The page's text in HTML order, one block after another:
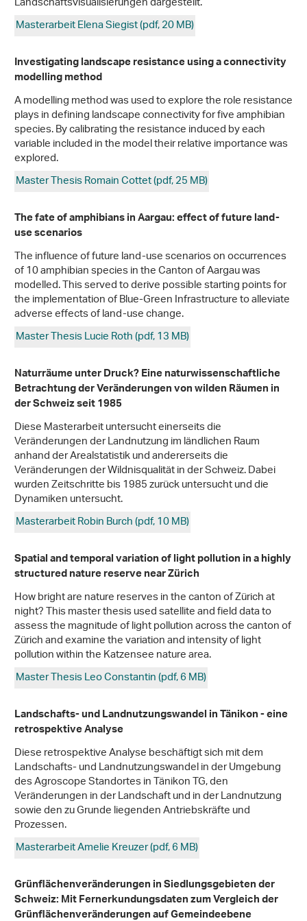
Masterarbeit Elena Siegist (pdf, 20 MB)
Investigating landscape resistance using a connectivity
modelling method
A modelling method was used to explore the role resistance
plays in defining landscape connectivity for five amphibian
species. By calibrating the resistance induced by each
variable included in the model their relative importance was
explored.
Master Thesis Romain Cottet (pdf, 25 MB)
The fate of amphibians in Aargau: effect of future land-
use scenarios
The influence of future land-use scenarios on occurrences
of 10 amphibian species in the Canton of Aargau was
modelled. This served to derive possible starting points for
the implementation of Blue-Green Infrastructure to alleviate
adverse effects of land-use change.
Master Thesis Lucie Roth (pdf, 13 MB)
Naturräume unter Druck? Eine naturwissenschaftliche
Betrachtung der Veränderungen von wilden Räumen in
der Schweiz seit 1985
Diese Masterarbeit untersucht einerseits die
Veränderungen der Landnutzung im ländlichen Raum
anhand der Arealstatistik und andererseits die
Veränderungen der Wildnisqualität in der Schweiz. Dabei
wurden Zeitschritte bis 1985 zurück untersucht und die
Dynamiken untersucht.
Masterarbeit Robin Burch (pdf, 10 MB)
Spatial and temporal variation of light pollution in a highly
structured nature reserve near Zürich
How bright are nature reserves in the canton of Zürich at
night? This master thesis used satellite and field data to
assess the magnitude of light pollution across the canton of
Zürich and examine the variation and intensity of light
pollution within the Katzensee nature area.
Master Thesis Leo Constantin (pdf, 6 MB)
Landschafts- und Landnutzungswandel in Tänikon - eine
retrospektive Analyse
Diese retrospektive Analyse beschäftigt sich mit dem
Landschafts- und Landnutzungswandel in der Umgebung
des Agroscope Standortes in Tänikon TG, den
Veränderungen in der Landschaft und in der Landnutzung
sowie den zu Grunde liegenden Antriebskräfte und
Prozessen.
Masterarbeit Amelie Kreuzer (pdf, 6 MB)
Grünflächenveränderungen in Siedlungsgebieten der
Schweiz: Mit Fernerkundungsdaten zum Vergleich der
Grünflächenveränderungen auf Gemeindeebene